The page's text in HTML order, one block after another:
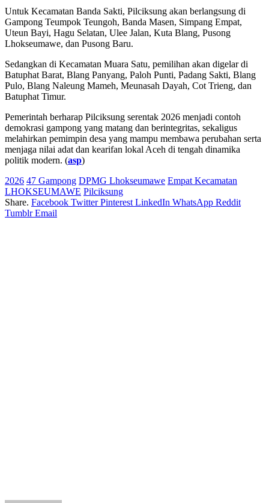
Untuk Kecamatan Banda Sakti, Pilciksung akan berlangsung di
Gampong Teumpok Teungoh, Banda Masen, Simpang Empat,
Uteun Bayi, Hagu Selatan, Ulee Jalan, Kuta Blang, Pusong
Lhokseumawe, dan Pusong Baru.
Sedangkan di Kecamatan Muara Satu, pemilihan akan digelar di
Batuphat Barat, Blang Panyang, Paloh Punti, Padang Sakti, Blang
Pulo, Blang Naleung Mameh, Meunasah Dayah, Cot Trieng, dan
Batuphat Timur.
Pemerintah berharap Pilciksung serentak 2026 menjadi contoh
demokrasi gampong yang matang dan berintegritas, sekaligus
melahirkan pemimpin desa yang mampu membawa perubahan serta
menjaga nilai adat dan kearifan lokal Aceh di tengah dinamika
politik modern. (asp)
2026 47 Gampong DPMG Lhokseumawe Empat Kecamatan
LHOKSEUMAWE Pilciksung
Share. Facebook Twitter Pinterest LinkedIn WhatsApp Reddit
Tumblr Email